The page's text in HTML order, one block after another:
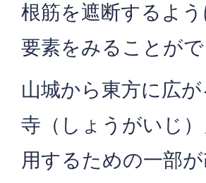
根筋を遮断するよ
要素をみることがで
山城から東方に広
寺（しょうがいじ
用するための一部